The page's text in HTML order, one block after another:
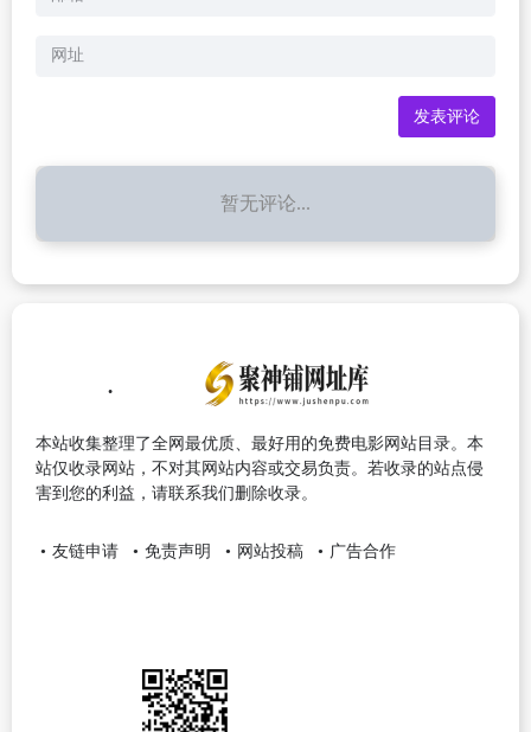
暂无评论...
本站收集整理了全网最优质、最好用的免费电影网站目录。本
站仅收录网站，不对其网站内容或交易负责。若收录的站点侵
害到您的利益，请联系我们删除收录。
友链申请 免责声明 网站投稿 广告合作